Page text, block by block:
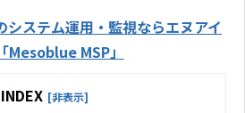
ステム運用・監視ならエヌアイ
Mesoblue MSP」
INDEX [非表示]